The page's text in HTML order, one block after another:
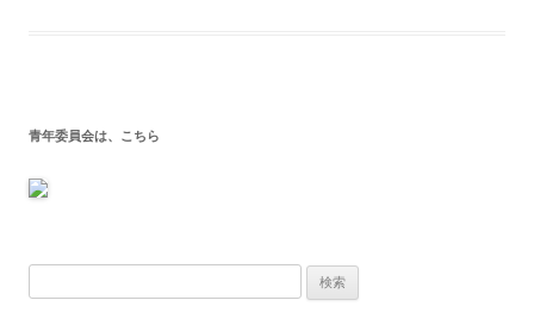
青年委員会は、こちら